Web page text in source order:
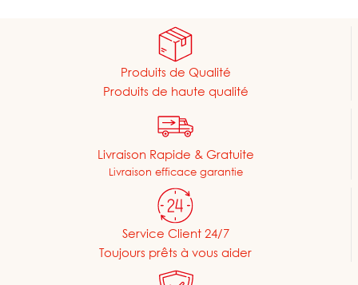
Produits de Qualité
Produits de haute qualité
Livraison Rapide & Gratuite
Livraison efficace garantie
Service Client 24/7
Toujours prêts à vous aider